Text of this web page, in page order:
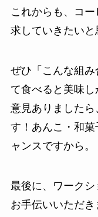
これからも、コ
求していきたいと
ぜひ「こんな組
て食べると美味
意見ありました
す！あんこ・和
ャンスですから。
最後に、ワーク
お手伝いいただ